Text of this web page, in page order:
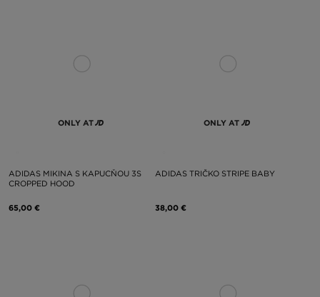
ONLY AT
ADIDAS MIKINA S KAPUCŇOU 3S
CROPPED HOOD
65,00 €
ONLY AT
ADIDAS TRIČKO STRIPE BABY
38,00 €